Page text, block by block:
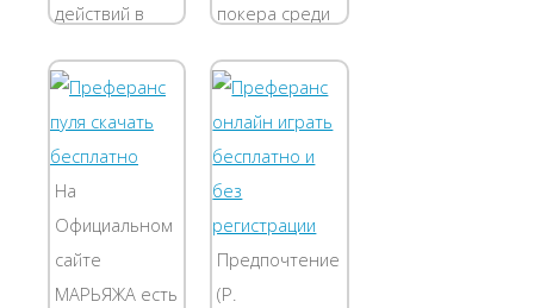
действий в
основано
исключительно
на
грамотности
математических
расчетов и
точности
покера среди
любителей
карточных игр!
Для вас
разработана и
пользуется
заслуженной
популярностью
На
Официальном
сайте
МАРЬЯЖА есть
Предпочтение
(P.